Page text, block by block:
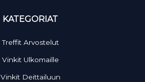
KATEGORIAT
Treffit Arvostelut
Vinkit Ulkomaille
Vinkit Deittailuun